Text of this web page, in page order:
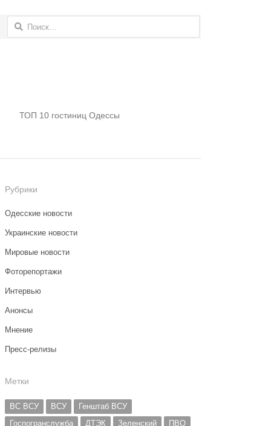
Найти:
ТОП 10 гостиниц Одессы
Рубрики
Одесские новости
Украинские новости
Мировые новости
Фоторепортажи
Интервью
Анонсы
Мнение
Пресс-релизы
Метки
ВС ВСУ ВСУ
Генштаб ВСУ
Госпогранслужба
ДТЭК Зеленский
ПВО